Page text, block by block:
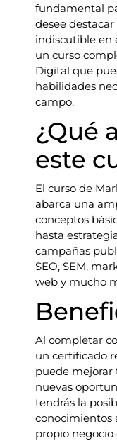
fundamental
desee
indiscutible en
un curso
Digital que
habilidades
campo.
¿Qué
este
El curso de
abarca una
conceptos
hasta
campañas
SEO, SEM,
web y mucho
Al completar
un certificado
puede mejorar
nuevas
tendrás la
conocimientos
propio negocio